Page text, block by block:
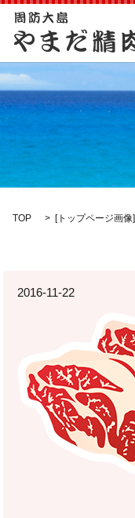
TOP [トップページ画像]
2016-11-22